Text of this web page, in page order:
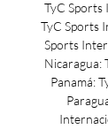
TyC
TyC Sports
Sports
Nicaragua:
Panamá: